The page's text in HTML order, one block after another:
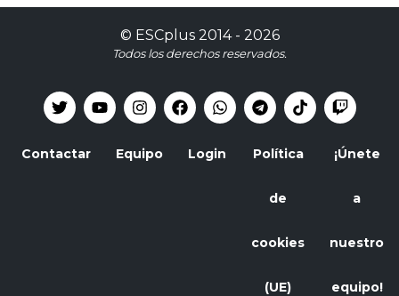
© ESCplus2014 - 2026
Todos los derechos reservados.
Contactar Equipo Login Política
de
cookies
(UE)
¡Únete
a
nuestro
equipo!